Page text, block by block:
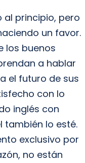
al principio, pero
un favor.
los buenos
a hablar
el futuro de sus
con lo
inglés con
también lo esté.
exclusivo por
no están